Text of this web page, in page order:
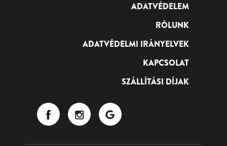
ADATVÉDELEM
RÓLUNK
ADATVÉDELMI IRÁNYELVEK
KAPCSOLAT
SZÁLLÍTÁSI DÍJAK